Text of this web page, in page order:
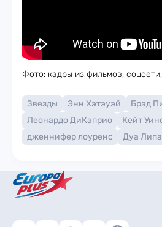
Фото: кадры из фильмов,
Звезды Энн Хэтэуэй
Брэд
Леонардо ДиКаприо
Кейт
дженнифер лоуренс
Дуа Липа